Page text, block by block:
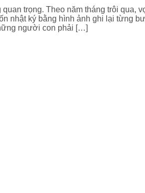
trọng. Theo năm tháng trôi qua,
nhật ký bằng hình ảnh ghi lại từng
người con phải […]